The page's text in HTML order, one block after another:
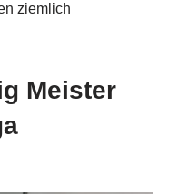
ziemlich
Meister